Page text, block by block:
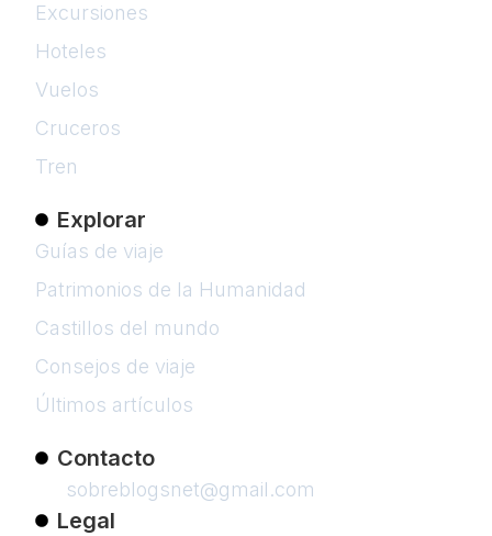
Excursiones
Hoteles
Vuelos
Cruceros
Tren
Explorar
Guías de viaje
Patrimonios de la Humanidad
Castillos del mundo
Consejos de viaje
Últimos artículos
Contacto
sobreblogsnet@gmail.com
Legal